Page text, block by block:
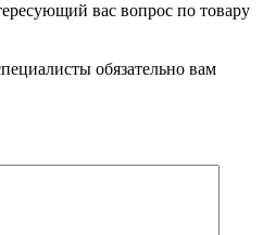
вас вопрос по товару
обязательно вам